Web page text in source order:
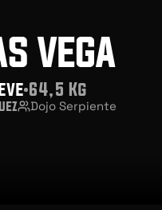
vega
64,5 Kg
Dojo Serpiente